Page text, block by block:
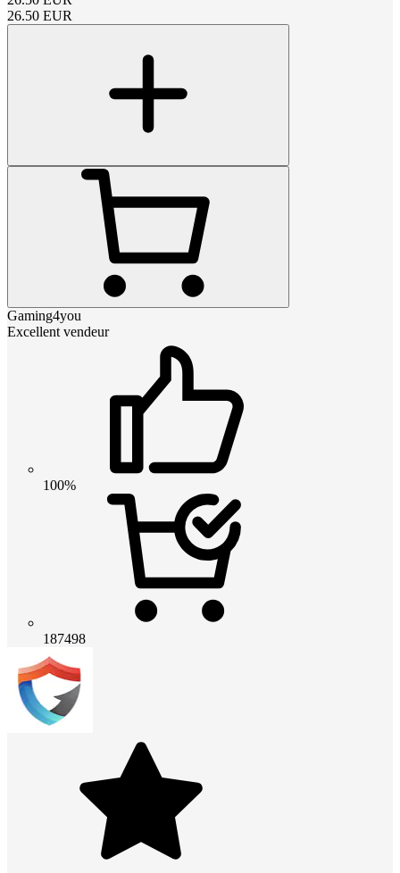
26.50 EUR
Gaming4you
Excellent vendeur
100%
187498